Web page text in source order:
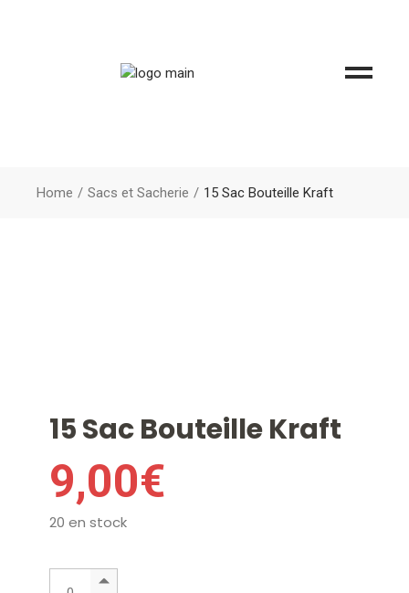
Home Sacs et Sacherie 15 Sac Bouteille Kraft
15 Sac Bouteille Kraft
9,00€
20 en stock
15 Sac Bouteille Kraft quantity